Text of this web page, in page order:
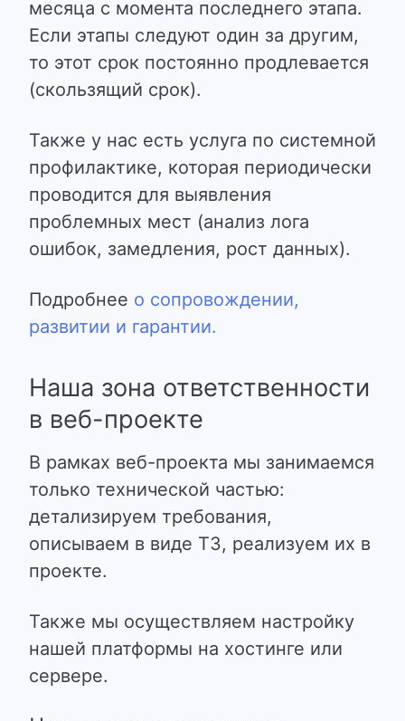
месяца с момента последнего этапа.
Если этапы следуют один за другим,
то этот срок постоянно продлевается
(скользящий срок).
Также у нас есть услуга по системной
профилактике, которая периодически
проводится для выявления
проблемных мест (анализ лога
ошибок, замедления, рост данных).
Подробнее о сопровождении,
развитии и гарантии.
Наша зона ответственности
в веб-проекте
В рамках веб-проекта мы занимаемся
только технической частью:
детализируем требования,
описываем в виде ТЗ, реализуем их в
проекте.
Также мы осуществляем настройку
нашей платформы на хостинге или
сервере.